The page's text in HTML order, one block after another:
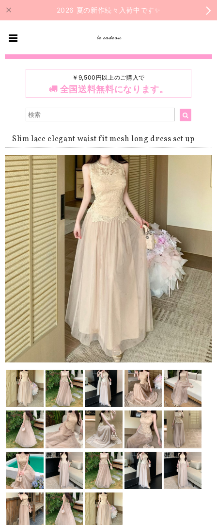
2026 夏の新作続々入荷中です✨
le cadeau
￥9,500円以上のご購入で
全国送料無料になります。
Slim lace elegant waist fit mesh long dress set up